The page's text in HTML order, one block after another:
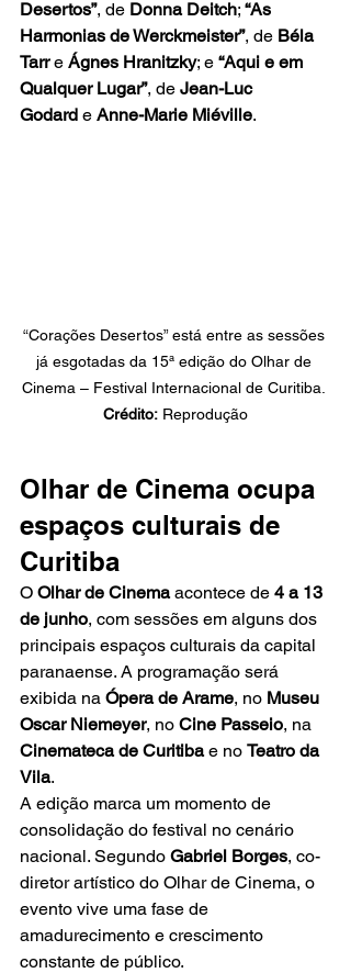
Desertos”, de Donna Deitch; “As
Harmonias de Werckmeister”, de Béla
Tarr e Ágnes Hranitzky; e “Aqui e em
Qualquer Lugar”, de Jean-Luc
Godard e Anne-Marie Miéville.
“Corações Desertos” está entre as sessões
já esgotadas da 15ª edição do Olhar de
Cinema – Festival Internacional de Curitiba.
Crédito: Reprodução
Olhar de Cinema ocupa
espaços culturais de
Curitiba
O Olhar de Cinema acontece de 4 a 13
de junho, com sessões em alguns dos
principais espaços culturais da capital
paranaense. A programação será
exibida na Ópera de Arame, no Museu
Oscar Niemeyer, no Cine Passeio, na
Cinemateca de Curitiba e no Teatro da
Vila.
A edição marca um momento de
consolidação do festival no cenário
nacional. Segundo Gabriel Borges, co-
diretor artístico do Olhar de Cinema, o
evento vive uma fase de
amadurecimento e crescimento
constante de público.